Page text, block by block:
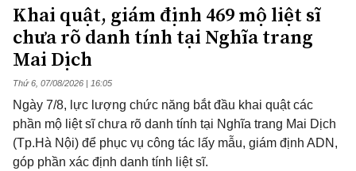
Khai quật, giám định 469 mộ liệt sĩ
chưa rõ danh tính tại Nghĩa trang
Mai Dịch
Thứ 6, 07/08/2026 | 16:05
Ngày 7/8, lực lượng chức năng bắt đầu khai quật các
phần mộ liệt sĩ chưa rõ danh tính tại Nghĩa trang Mai Dịch
(Tp.Hà Nội) để phục vụ công tác lấy mẫu, giám định ADN,
góp phần xác định danh tính liệt sĩ.